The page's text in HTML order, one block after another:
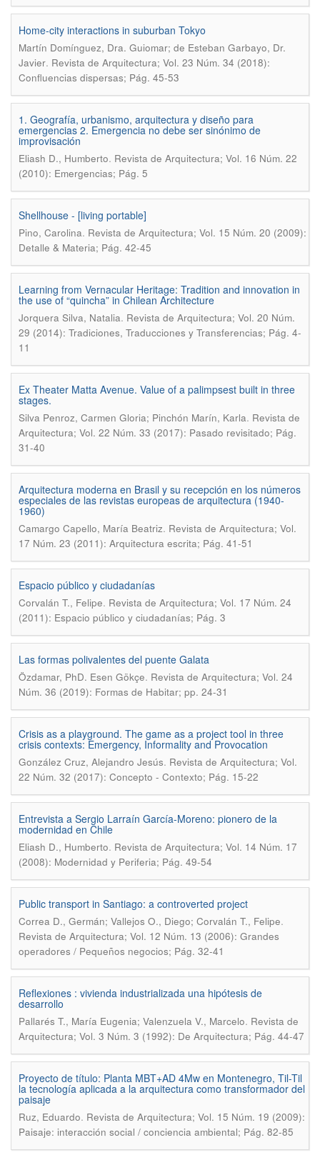
Home-city interactions in suburban Tokyo
Martín Domínguez, Dra. Guiomar; de Esteban Garbayo, Dr.
Javier. Revista de Arquitectura; Vol. 23 Núm. 34 (2018):
Confluencias dispersas; Pág. 45-53
1. Geografía, urbanismo, arquitectura y diseño para
emergencias 2. Emergencia no debe ser sinónimo de
improvisación
Eliash D., Humberto. Revista de Arquitectura; Vol. 16 Núm. 22
(2010): Emergencias; Pág. 5
Shellhouse - [living portable]
Pino, Carolina. Revista de Arquitectura; Vol. 15 Núm. 20 (2009):
Detalle & Materia; Pág. 42-45
Learning from Vernacular Heritage: Tradition and innovation in
the use of “quincha” in Chilean Architecture
Jorquera Silva, Natalia. Revista de Arquitectura; Vol. 20 Núm.
29 (2014): Tradiciones, Traducciones y Transferencias; Pág. 4-
11
Ex Theater Matta Avenue. Value of a palimpsest built in three
stages.
Silva Penroz, Carmen Gloria; Pinchón Marín, Karla. Revista de
Arquitectura; Vol. 22 Núm. 33 (2017): Pasado revisitado; Pág.
31-40
Arquitectura moderna en Brasil y su recepción en los números
especiales de las revistas europeas de arquitectura (1940-
1960)
Camargo Capello, María Beatriz. Revista de Arquitectura; Vol.
17 Núm. 23 (2011): Arquitectura escrita; Pág. 41-51
Espacio público y ciudadanías
Corvalán T., Felipe. Revista de Arquitectura; Vol. 17 Núm. 24
(2011): Espacio público y ciudadanías; Pág. 3
Las formas polivalentes del puente Galata
Özdamar, PhD. Esen Gökçe. Revista de Arquitectura; Vol. 24
Núm. 36 (2019): Formas de Habitar; pp. 24-31
Crisis as a playground. The game as a project tool in three
crisis contexts: Emergency, Informality and Provocation
González Cruz, Alejandro Jesús. Revista de Arquitectura; Vol.
22 Núm. 32 (2017): Concepto - Contexto; Pág. 15-22
Entrevista a Sergio Larraín García-Moreno: pionero de la
modernidad en Chile
Eliash D., Humberto. Revista de Arquitectura; Vol. 14 Núm. 17
(2008): Modernidad y Periferia; Pág. 49-54
Public transport in Santiago: a controverted project
Correa D., Germán; Vallejos O., Diego; Corvalán T., Felipe.
Revista de Arquitectura; Vol. 12 Núm. 13 (2006): Grandes
operadores / Pequeños negocios; Pág. 32-41
Reflexiones : vivienda industrializada una hipótesis de
desarrollo
Pallarés T., María Eugenia; Valenzuela V., Marcelo. Revista de
Arquitectura; Vol. 3 Núm. 3 (1992): De Arquitectura; Pág. 44-47
Proyecto de título: Planta MBT+AD 4Mw en Montenegro, Til-Til
la tecnología aplicada a la arquitectura como transformador del
paisaje
Ruz, Eduardo. Revista de Arquitectura; Vol. 15 Núm. 19 (2009):
Paisaje: interacción social / conciencia ambiental; Pág. 82-85